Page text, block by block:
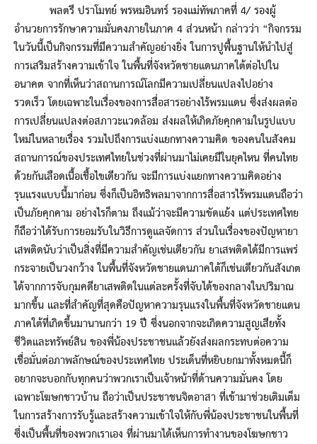
พลตรี ปราโมทย์ พรหมอินทร์ รองแม่ทัพภาคที่ 4/ รองผู้
อำนวยการรักษาความมั่นคงภายในภาค 4 ส่วนหน้า กล่าวว่า “กิจกรรม
ในวันนี้เป็นกิจกรรมที่มีความสำคัญอย่างยิ่ง ในการปูพื้นฐานให้นำไปสู่
การเสริมสร้างความเข้าใจ ในพื้นที่จังหวัดชายแดนภาคใต้ต่อไปใน
อนาคต จากที่เห็นว่าสถานการณ์โลกมีความเปลี่ยนแปลงไปอย่าง
รวดเร็ว โดยเฉพาะในเรื่องของการสื่อสารอย่างไร้พรมแดน ซึ่งส่งผลต่อ
การเปลี่ยนแปลงต่อสภาวะแวดล้อม ส่งผลให้เกิดภัยคุกคามในรูปแบบ
ใหม่ในหลายเรื่อง รวมไปถึงการแบ่งแยกทางความคิด ของคนในสังคม
สถานการณ์ของประเทศไทยในช่วงที่ผ่านมาไม่เคยมีในยุคไหน ที่คนไทย
ด้วยกันเลือดเนื้อเชื้อไขเดียวกัน จะมีการแบ่งแยกทางความคิดอย่าง
รุนแรงแบบนี้มาก่อน ซึ่งก็เป็นอิทธิพลมาจากการสื่อสารไร้พรมแดนถือว่า
เป็นภัยคุกคาม อย่างไรก็ตาม ถึงแม้ว่าจะมีความขัดแย้ง แต่ประเทศไทย
ก็ถือว่าได้รับการยอมรับในวิธีการดูแลจัดการ ส่วนในเรื่องของปัญหายา
เสพติดนับว่าเป็นสิ่งที่มีความสำคัญเช่นเดียวกัน ยาเสพติดได้มีการแพร่
กระจายเป็นวงกว้าง ในพื้นที่จังหวัดชายแดนภาคใต้ก็เช่นเดียวกันสังเกต
ได้จากการจับกุมคดียาเสพติดในแต่ละครั้งที่จับได้ของกลางในปริมาณ
มากขึ้น และที่สำคัญที่สุดคือปัญหาความรุนแรงในพื้นที่จังหวัดชายแดน
ภาคใต้ที่เกิดขึ้นมานานกว่า 19 ปี ซึ่งนอกจากจะเกิดความสูญเสียทั้ง
ชีวิตและทรัพย์สิน ของพี่น้องประชาชนแล้วยังส่งผลกระทบต่อความ
เชื่อมั่นต่อภาพลักษณ์ของประเทศไทย ประเด็นที่หยิบยกมาทั้งหมดนี้ก็
อยากจะบอกกับทุกคนว่าพวกเราเป็นเจ้าหน้าที่ด้านความมั่นคง โดย
เฉพาะโฆษกชาวบ้าน ถือว่าเป็นประชาชนจิตอาสา ที่เข้ามาช่วยเติมเต็ม
ในการสร้างการรับรู้และสร้างความเข้าใจให้กับพี่น้องประชาชนในพื้นที่
ซึ่งเป็นพื้นที่ของพวกเราเอง ที่ผ่านมาได้เห็นการทำงานของโฆษกชาว